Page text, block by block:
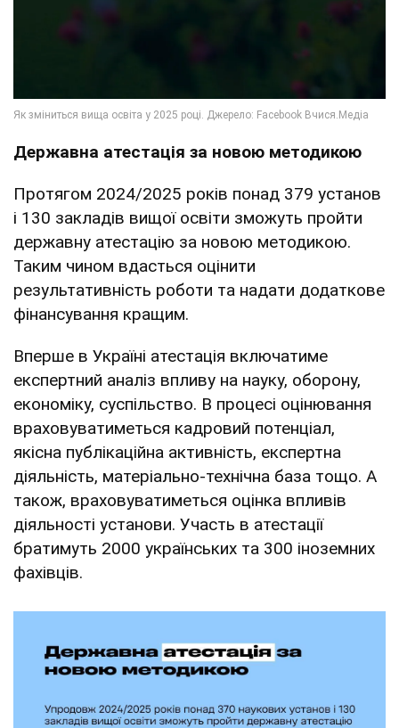
Державна атестація за новою методикою
Протягом 2024/2025 років понад 379 установ
і 130 закладів вищої освіти зможуть пройти
державну атестацію за новою методикою.
Таким чином вдасться оцінити
результативність роботи та надати додаткове
фінансування кращим.
Вперше в Україні атестація включатиме
експертний аналіз впливу на науку, оборону,
економіку, суспільство. В процесі оцінювання
враховуватиметься кадровий потенціал,
якісна публікаційна активність, експертна
діяльність, матеріально-технічна база тощо. А
також, враховуватиметься оцінка впливів
діяльності установи. Участь в атестації
братимуть 2000 українських та 300 іноземних
фахівців.